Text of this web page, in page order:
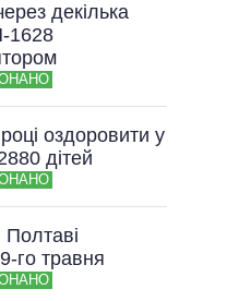
декілька
1628
оздоровити у
дітей
го травня